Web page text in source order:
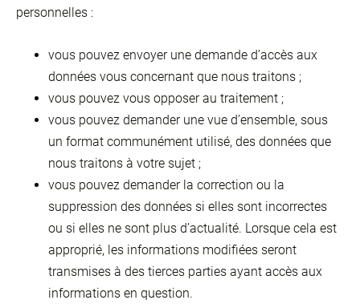
personnelles :
vous pouvez envoyer une demande d’accès aux
données vous concernant que nous traitons ;
vous pouvez vous opposer au traitement ;
vous pouvez demander une vue d’ensemble, sous
un format communément utilisé, des données que
nous traitons à votre sujet ;
vous pouvez demander la correction ou la
suppression des données si elles sont incorrectes
ou si elles ne sont plus d’actualité. Lorsque cela est
approprié, les informations modifiées seront
transmises à des tierces parties ayant accès aux
informations en question.